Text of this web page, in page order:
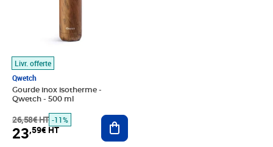
Livr. offerte
Qwetch
Gourde inox isotherme -
Qwetch - 500 ml
26,58€ HT -11%
23,59€ HT
Ajouter au panier